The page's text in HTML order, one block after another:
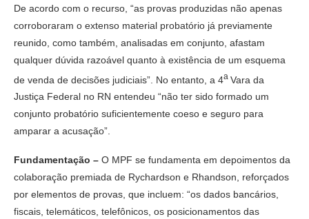
De acordo com o recurso, “as provas produzidas não apenas
corroboraram o extenso material probatório já previamente
reunido, como também, analisadas em conjunto, afastam
qualquer dúvida razoável quanto à existência de um esquema
de venda de decisões judiciais”. No entanto, a 4a Vara da
Justiça Federal no RN entendeu “não ter sido formado um
conjunto probatório suficientemente coeso e seguro para
amparar a acusação”.
Fundamentação – O MPF se fundamenta em depoimentos da
colaboração premiada de Rychardson e Rhandson, reforçados
por elementos de provas, que incluem: “os dados bancários,
fiscais, telemáticos, telefônicos, os posicionamentos das